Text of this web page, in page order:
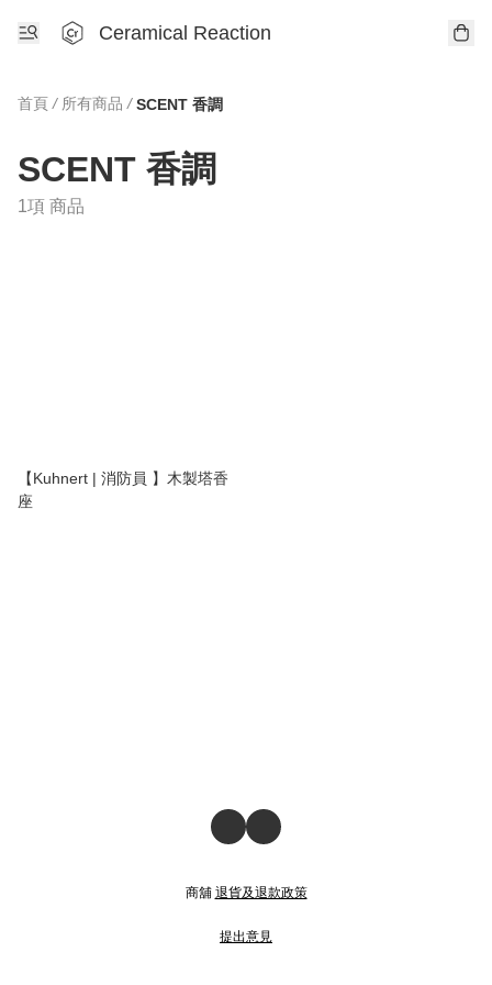
Ceramical Reaction
首頁 / 所有商品 / SCENT 香調
SCENT 香調
1項 商品
【Kuhnert | 消防員 】木製塔香
座
商舖 退貨及退款政策
提出意見